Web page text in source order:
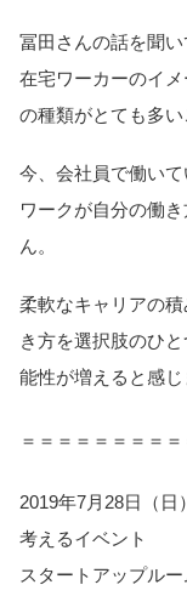
冨田さんの話を聞
在宅ワーカーのイ
の種類がとても多い
今、会社員で働い
ワークが自分の働
ん。
柔軟なキャリアの
き方を選択肢のひ
能性が増えると感じ
＝＝＝＝＝＝＝＝
2019年7月28日（
考えるイベント
スタートアップルー